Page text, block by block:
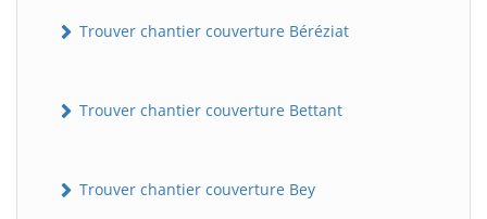
Trouver chantier couverture Béréziat
Trouver chantier couverture Bettant
Trouver chantier couverture Bey